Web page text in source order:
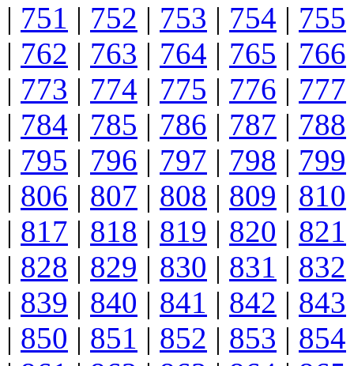
| 751 | 752 | 753 | 754 | 755
| 762 | 763 | 764 | 765 | 766
| 773 | 774 | 775 | 776 | 777
| 784 | 785 | 786 | 787 | 788
| 795 | 796 | 797 | 798 | 799
| 806 | 807 | 808 | 809 | 810
| 817 | 818 | 819 | 820 | 821
| 828 | 829 | 830 | 831 | 832
| 839 | 840 | 841 | 842 | 843
| 850 | 851 | 852 | 853 | 854